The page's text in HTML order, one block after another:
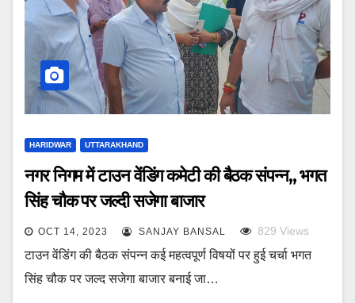
HARIDWAR UTTARAKHAND
नगर निगम में टाउन वेंडिंग कमेटी की बैठक संपन्न,, भगत
सिंह चौक पर जल्दी सजेगा बाजार
OCT 14, 2023 SANJAY BANSAL 829 Views
टाउन वेंडिंग की बैठक संपन्न कई महत्वपूर्ण विषयों पर हुई चर्चा भगत
सिंह चौक पर जल्द सजेगा बाजार बनाई जा…